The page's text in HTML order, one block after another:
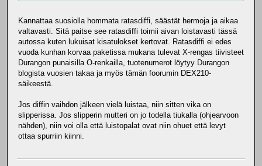
Kannattaa suosiolla hommata ratasdiffi, säästät hermoja ja aikaa
valtavasti. Sitä paitse see ratasdiffi toimii aivan loistavasti tässä
autossa kuten lukuisat kisatulokset kertovat. Ratasdiffi ei edes
vuoda kunhan korvaa paketissa mukana tulevat X-rengas tiivisteet
Durangon punaisilla O-renkailla, tuotenumerot löytyy Durangon
blogista vuosien takaa ja myös tämän foorumin DEX210-
säikeestä.
Jos diffin vaihdon jälkeen vielä luistaa, niin sitten vika on
slipperissa. Jos slipperin mutteri on jo todella tiukalla (ohjearvoon
nähden), niin voi olla että luistopalat ovat niin ohuet että levyt
ottaa spurriin kiinni.